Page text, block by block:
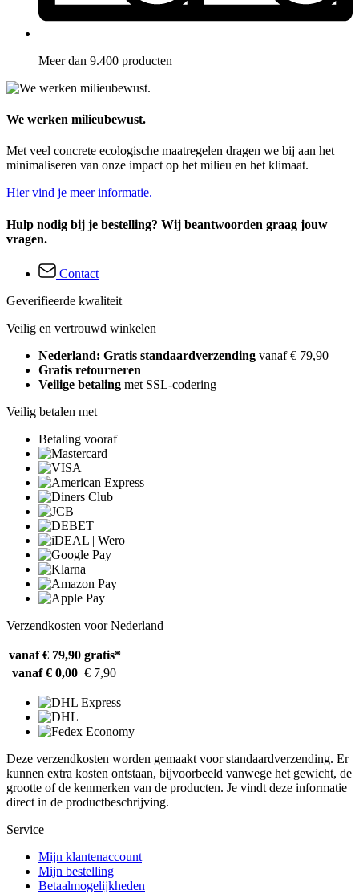
Meer dan 9.400 producten
We werken milieubewust.
Met veel concrete ecologische maatregelen dragen we bij aan het
minimaliseren van onze impact op het milieu en het klimaat.
Hier vind je meer informatie.
Hulp nodig bij je bestelling? Wij beantwoorden graag jouw
vragen.
Contact
Geverifieerde kwaliteit
Veilig en vertrouwd winkelen
Nederland: Gratis standaardverzending vanaf € 79,90
Gratis retourneren
Veilige betaling met SSL-codering
Veilig betalen met
Betaling vooraf
Verzendkosten voor Nederland
vanaf € 79,90 gratis*
vanaf € 0,00 € 7,90
Deze verzendkosten worden gemaakt voor standaardverzending. Er
kunnen extra kosten ontstaan, bijvoorbeeld vanwege het gewicht, de
grootte of de kenmerken van de producten. Je vindt deze informatie
direct in de productbeschrijving.
Service
Mijn klantenaccount
Mijn bestelling
Betaalmogelijkheden